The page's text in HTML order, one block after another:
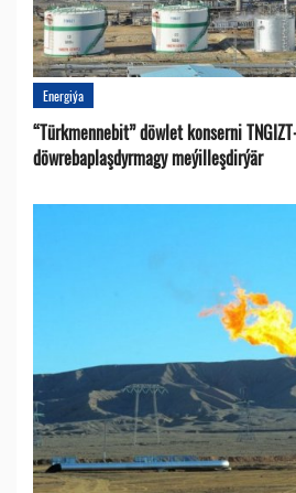
Energiýa
“Türkmennebit” döwlet konserni
döwrebaplaşdyrmagy meýilleşdirýär